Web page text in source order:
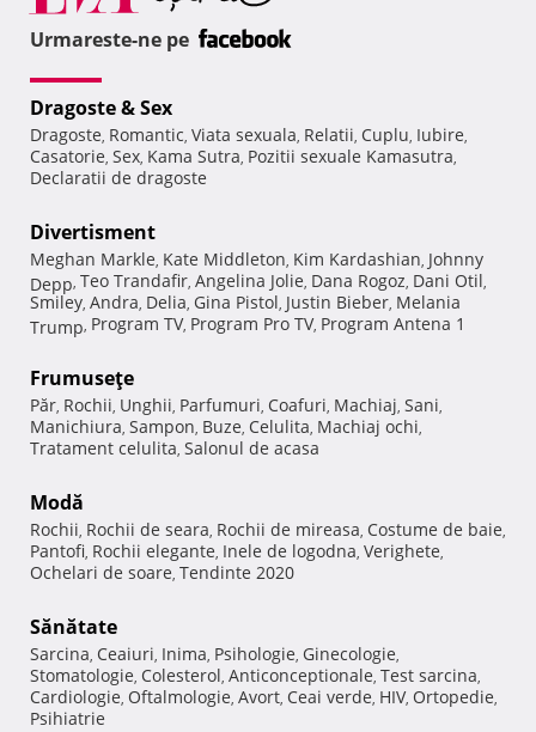
Urmareste-ne pe
Dragoste & Sex
Dragoste, Romantic, Viata sexuala, Relatii, Cuplu, Iubire,
Casatorie, Sex, Kama Sutra, Pozitii sexuale Kamasutra,
Declaratii de dragoste
Divertisment
Meghan Markle, Kate Middleton, Kim Kardashian, Johnny
Depp, Teo Trandafir, Angelina Jolie, Dana Rogoz, Dani Otil,
Smiley, Andra, Delia, Gina Pistol, Justin Bieber, Melania
Trump, Program TV, Program Pro TV, Program Antena 1
Frumuseţe
Păr, Rochii, Unghii, Parfumuri, Coafuri, Machiaj, Sani,
Manichiura, Sampon, Buze, Celulita, Machiaj ochi,
Tratament celulita, Salonul de acasa
Modă
Rochii, Rochii de seara, Rochii de mireasa, Costume de baie,
Pantofi, Rochii elegante, Inele de logodna, Verighete,
Ochelari de soare, Tendinte 2020
Sănătate
Sarcina, Ceaiuri, Inima, Psihologie, Ginecologie,
Stomatologie, Colesterol, Anticonceptionale, Test sarcina,
Cardiologie, Oftalmologie, Avort, Ceai verde, HIV, Ortopedie,
Psihiatrie